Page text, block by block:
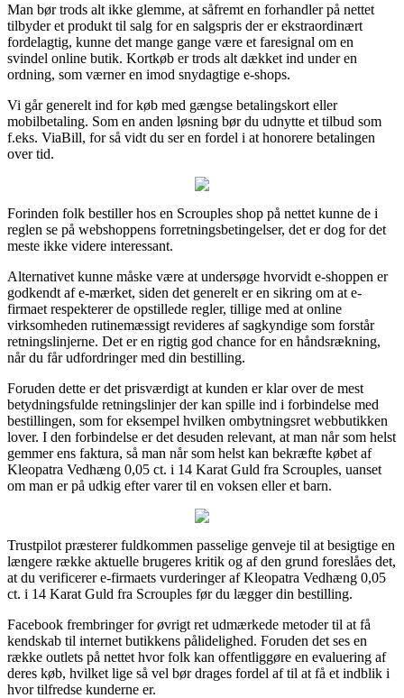
Man bør trods alt ikke glemme, at såfremt en forhandler på nettet
tilbyder et produkt til salg for en salgspris der er ekstraordinært
fordelagtig, kunne det mange gange være et faresignal om en
svindel online butik. Kortkøb er trods alt dækket ind under en
ordning, som værner en imod snydagtige e-shops.
Vi går generelt ind for køb med gængse betalingskort eller
mobilbetaling. Som en anden løsning bør du udnytte et tilbud som
f.eks. ViaBill, for så vidt du ser en fordel i at honorere betalingen
over tid.
Forinden folk bestiller hos en Scrouples shop på nettet kunne de i
reglen se på webshoppens forretningsbetingelser, det er dog for det
meste ikke videre interessant.
Alternativet kunne måske være at undersøge hvorvidt e-shoppen er
godkendt af e-mærket, siden det generelt er en sikring om at e-
firmaet respekterer de opstillede regler, tillige med at online
virksomheden rutinemæssigt revideres af sagkyndige som forstår
retningslinjerne. Det er en rigtig god chance for en håndsrækning,
når du får udfordringer med din bestilling.
Foruden dette er det prisværdigt at kunden er klar over de mest
betydningsfulde retningslinjer der kan spille ind i forbindelse med
bestillingen, som for eksempel hvilken ombytningsret webbutikken
lover. I den forbindelse er det desuden relevant, at man når som helst
gemmer ens faktura, så man når som helst kan bekræfte købet af
Kleopatra Vedhæng 0,05 ct. i 14 Karat Guld fra Scrouples, uanset
om man er på udkig efter varer til en voksen eller et barn.
Trustpilot præsterer fuldkommen passelige genveje til at besigtige en
længere række aktuelle brugeres kritik og af den grund foreslåes det,
at du verificerer e-firmaets vurderinger af Kleopatra Vedhæng 0,05
ct. i 14 Karat Guld fra Scrouples før du lægger din bestilling.
Facebook frembringer for øvrigt ret udmærkede metoder til at få
kendskab til internet butikkens pålidelighed. Foruden det ses en
række outlets på nettet hvor folk kan offentliggøre en evaluering af
deres køb, hvilket lige så vel bør drages fordel af til at få et indblik i
hvor tilfredse kunderne er.